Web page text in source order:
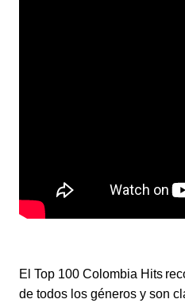
El Top 100 Colombia Hits
de todos los géneros y son